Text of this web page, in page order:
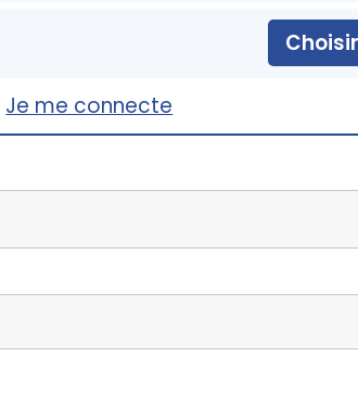
Choisir
Je me connecte